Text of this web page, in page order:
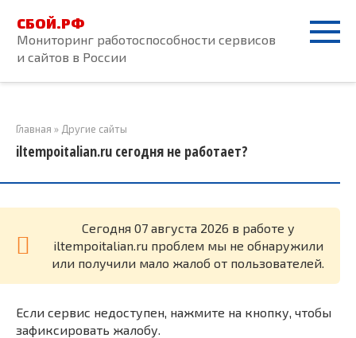
контенту
СБОЙ.РФ
Мониторинг работоспособности сервисов
и сайтов в России
Главная » Другие сайты
iltempoitalian.ru сегодня не работает?
Cегодня 07 августа 2026 в работе у
iltempoitalian.ru проблем мы не обнаружили
или получили мало жалоб от пользователей.
Если сервис недоступен, нажмите на кнопку, чтобы
зафиксировать жалобу.